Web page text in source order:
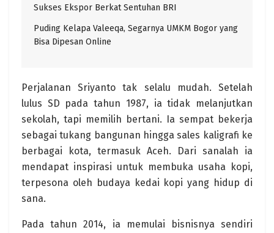
Sukses Ekspor Berkat Sentuhan BRI
Puding Kelapa Valeeqa, Segarnya UMKM Bogor yang
Bisa Dipesan Online
Perjalanan Sriyanto tak selalu mudah. Setelah
lulus SD pada tahun 1987, ia tidak melanjutkan
sekolah, tapi memilih bertani. Ia sempat bekerja
sebagai tukang bangunan hingga sales kaligrafi ke
berbagai kota, termasuk Aceh. Dari sanalah ia
mendapat inspirasi untuk membuka usaha kopi,
terpesona oleh budaya kedai kopi yang hidup di
sana.
Pada tahun 2014, ia memulai bisnisnya sendiri